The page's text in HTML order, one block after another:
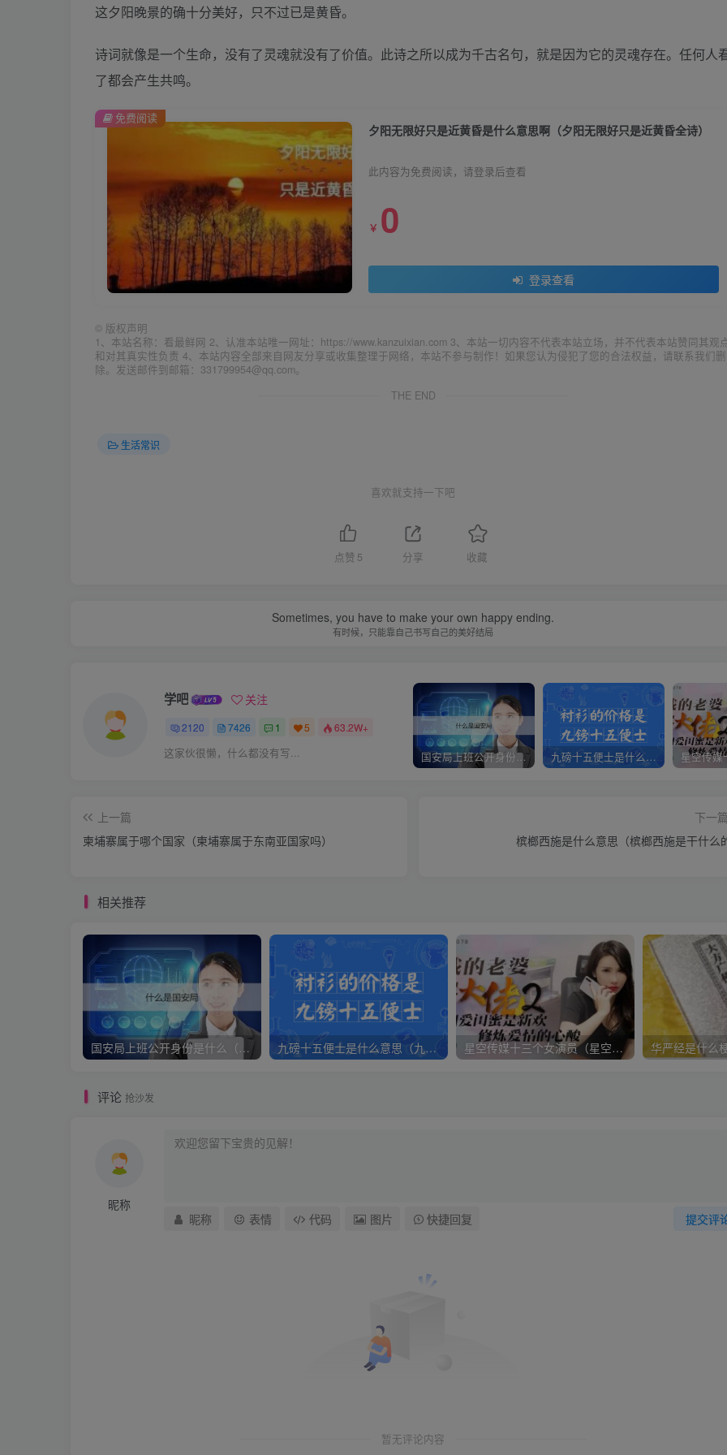
这夕阳晚景的确十分美好，只不过已是黄昏。
诗词就像是一个生命，没有了灵魂就没有了价值。此诗之所以成为千古名句，就是因为它的灵魂存在。任何人
了都会产生共鸣。
夕阳无限好只是近黄昏是什么意思啊（夕阳无限好只是近黄昏全诗）
此内容为免费阅读，请登录后查看
￥ 0
登录查看
免费阅读
© 版权声明
1、本站名称：看最鲜网 2、认准本站唯一网址：https://www.kanzuixian.com 3、本站一切内容不代表本站立场，并不代表本站赞同其观
和对其真实性负责 4、本站内容全部来自网友分享或收集整理于网络，本站不参与制作！如果您认为侵犯了您的合法权益，请联系我们删
除。发送邮件到邮箱：331799954@qq.com。
THE END
生活常识
喜欢就支持一下吧
点赞 5 分享 收藏
Sometimes, you have to make your own happy ending.
有时候，只能靠自己书写自己的美好结局
学吧 关注
2120 7426 1 5 63.2W+
这家伙很懒，什么都没有写... 国安局上班公开身份是什么（国安身份对家人保密吗） 九磅十五便士是什么意思（九磅十五便士是什么梗）
上一篇
柬埔寨属于哪个国家（柬埔寨属于东南亚国家吗）
下一
槟榔西施是什么意思（槟榔西施是干什么
相关推荐
国安局上班公开身份是什么（国安身份对家人保密吗） 九磅十五便士是什么意思（九磅十五便士是什么梗） 星空传媒十三个女演员（星空传媒女演员颜值排行）
评论 抢沙发
昵称
提交评
昵称 表情 代码 图片 快捷回复
暂无评论内容